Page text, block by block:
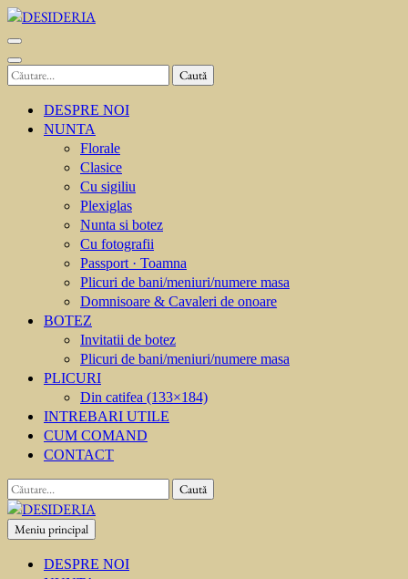
Sari
la
conținut
(apasă
Caută
DESPRE NOI
NUNTA
Florale
Clasice
Cu sigiliu
Plexiglas
Nunta si botez
Cu fotografii
Passport · Toamna
Plicuri de bani/meniuri/numere masa
Domnisoare & Cavaleri de onoare
BOTEZ
Invitatii de botez
Plicuri de bani/meniuri/numere masa
PLICURI
Din catifea (133×184)
INTREBARI UTILE
CUM COMAND
CONTACT
Caută
după:
DESIDERIA
Creator de invitati
Meniu principal
DESPRE NOI